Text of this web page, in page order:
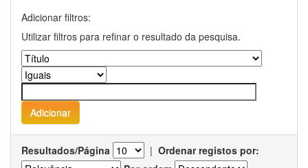
Adicionar filtros:
Utilizar filtros para refinar o resultado da pesquisa.
Resultados/Página | Ordenar registos por: